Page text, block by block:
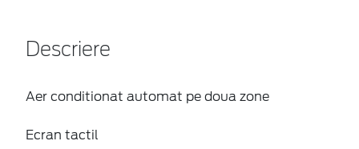
Descriere
Aer conditionat automat pe doua zone
Ecran tactil